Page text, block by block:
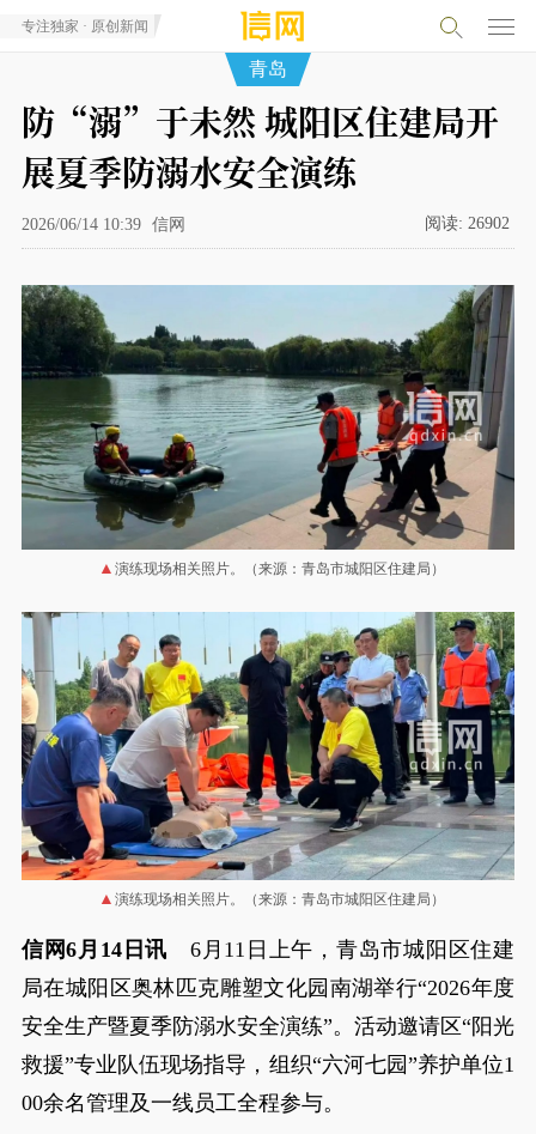
专注独家 · 原创新闻
青岛
防“溺”于未然 城阳区住建局开
展夏季防溺水安全演练
2026/06/14 10:39 信网 阅读: 26902
演练现场相关照片。（来源：青岛市城阳区住建局）
演练现场相关照片。（来源：青岛市城阳区住建局）
信网6月14日讯 6月11日上午，青岛市城阳区住建
局在城阳区奥林匹克雕塑文化园南湖举行“2026年度
安全生产暨夏季防溺水安全演练”。活动邀请区“阳光
救援”专业队伍现场指导，组织“六河七园”养护单位1
00余名管理及一线员工全程参与。